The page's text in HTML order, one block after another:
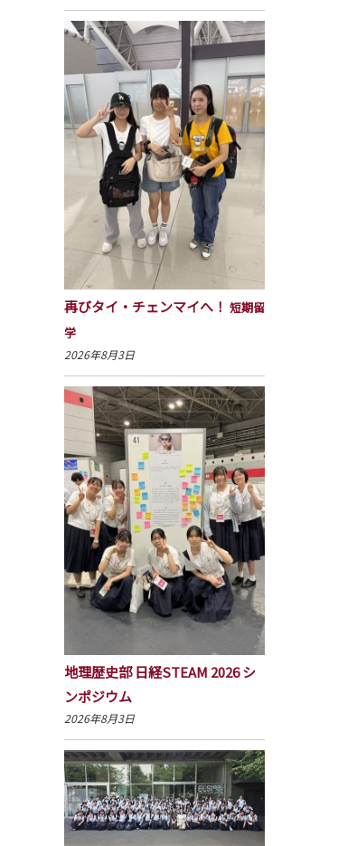
再びタイ・チェンマイへ！ 短期留
学
2026年8月3日
地理歴史部 日経STEAM 2026 シ
ンポジウム
2026年8月3日